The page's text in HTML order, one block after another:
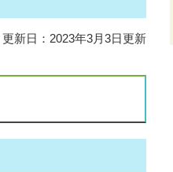
更新日：2023年3月3日更新